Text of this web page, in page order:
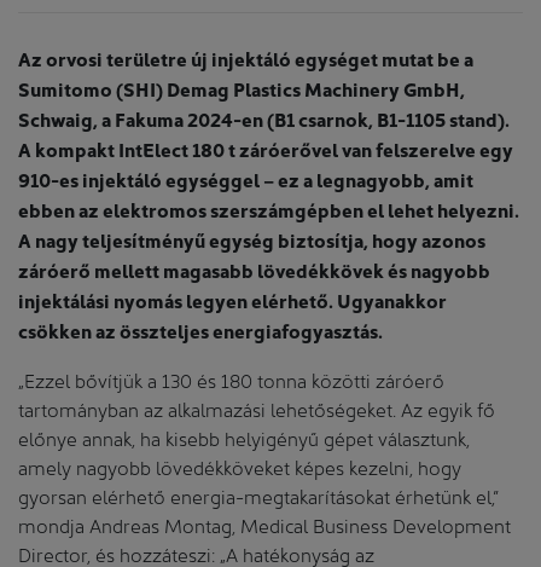
Az orvosi területre új injektáló egységet mutat be a
Sumitomo (SHI) Demag Plastics Machinery GmbH,
Schwaig, a Fakuma 2024-en (B1 csarnok, B1-1105 stand).
A kompakt IntElect 180 t záróerővel van felszerelve egy
910-es injektáló egységgel – ez a legnagyobb, amit
ebben az elektromos szerszámgépben el lehet helyezni.
A nagy teljesítményű egység biztosítja, hogy azonos
záróerő mellett magasabb lövedékkövek és nagyobb
injektálási nyomás legyen elérhető. Ugyanakkor
csökken az összteljes energiafogyasztás.
„Ezzel bővítjük a 130 és 180 tonna közötti záróerő
tartományban az alkalmazási lehetőségeket. Az egyik fő
előnye annak, ha kisebb helyigényű gépet választunk,
amely nagyobb lövedékköveket képes kezelni, hogy
gyorsan elérhető energia-megtakarításokat érhetünk el,”
mondja Andreas Montag, Medical Business Development
Director, és hozzáteszi: „A hatékonyság az